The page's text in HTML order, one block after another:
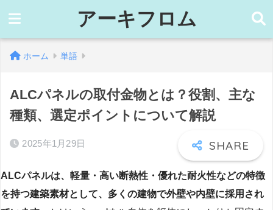
アーキフロム
ホーム 単語
ALCパネルの取付金物とは？役割、主な
種類、選定ポイントについて解説
2025年1月29日
ALCパネルは、軽量・高い断熱性・優れた耐火性などの特徴
を持つ建築素材として、多くの建物で外壁や内壁に採用され